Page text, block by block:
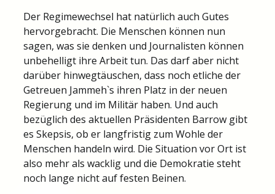
Der Regimewechsel hat natürlich auch Gutes
hervorgebracht. Die Menschen können nun
sagen, was sie denken und Journalisten können
unbehelligt ihre Arbeit tun. Das darf aber nicht
darüber hinwegtäuschen, dass noch etliche der
Getreuen Jammeh`s ihren Platz in der neuen
Regierung und im Militär haben. Und auch
bezüglich des aktuellen Präsidenten Barrow gibt
es Skepsis, ob er langfristig zum Wohle der
Menschen handeln wird. Die Situation vor Ort ist
also mehr als wacklig und die Demokratie steht
noch lange nicht auf festen Beinen.